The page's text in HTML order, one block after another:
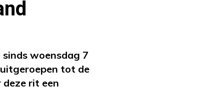
woensdag 7
tot de
rit een